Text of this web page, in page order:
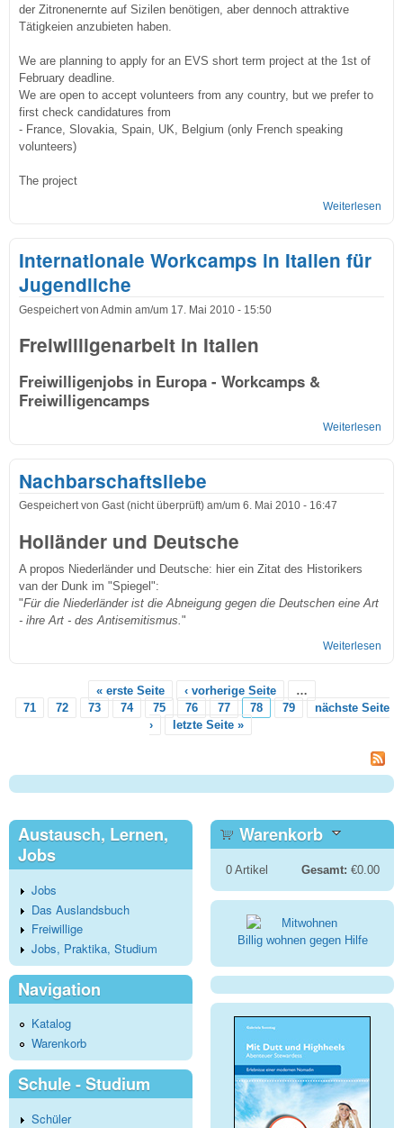
der Zitronenernte auf Sizilen benötigen, aber dennoch attraktive
Tätigkeien anzubieten haben.
We are planning to apply for an EVS short term project at the 1st of
February deadline.
We are open to accept volunteers from any country, but we prefer to
first check candidatures from
- France, Slovakia, Spain, UK, Belgium (only French speaking
volunteers)
The project
Weiterlesen
Internationale Workcamps in Italien für
Jugendliche
Gespeichert von Admin am/um 17. Mai 2010 - 15:50
Freiwilligenarbeit in Italien
Freiwilligenjobs in Europa - Workcamps &
Freiwilligencamps
Weiterlesen
Nachbarschaftsliebe
Gespeichert von Gast (nicht überprüft) am/um 6. Mai 2010 - 16:47
Holländer und Deutsche
A propos Niederländer und Deutsche: hier ein Zitat des Historikers
van der Dunk im "Spiegel":
"Für die Niederländer ist die Abneigung gegen die Deutschen eine Art
- ihre Art - des Antisemitismus."
Weiterlesen
Seiten
« erste Seite ‹ vorherige Seite
…
71
72 73 74 75 76 77 78 79
nächste Seite
›
letzte Seite »
Austausch, Lernen,
Jobs
Jobs
Das Auslandsbuch
Freiwillige
Jobs, Praktika, Studium
Navigation
Katalog
Warenkorb
Schule - Studium
Schüler
Warenkorb
0Artikel Gesamt: €0.00
Billig wohnen gegen Hilfe